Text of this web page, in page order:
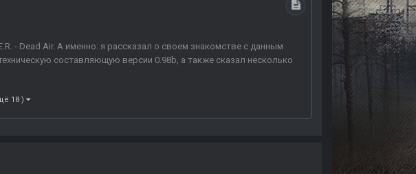
- Dead Air. А именно: я рассказал о своем знакомстве с данным
составляющую версии 0.98b, а также сказал несколько
18 )